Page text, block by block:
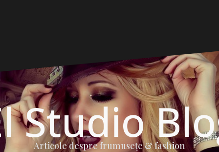
Studio
Articole despre frumuseţe & fashion